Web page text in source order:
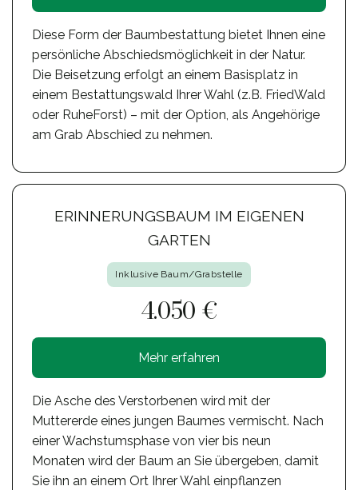
Diese Form der Baumbestattung bietet Ihnen eine
persönliche Abschiedsmöglichkeit in der Natur.
Die Beisetzung erfolgt an einem Basisplatz in
einem Bestattungswald Ihrer Wahl (z.B. FriedWald
oder RuheForst) – mit der Option, als Angehörige
am Grab Abschied zu nehmen.
ERINNERUNGSBAUM IM EIGENEN
GARTEN
Inklusive Baum/Grabstelle
4.050 €
Mehr erfahren
Die Asche des Verstorbenen wird mit der
Muttererde eines jungen Baumes vermischt. Nach
einer Wachstumsphase von vier bis neun
Monaten wird der Baum an Sie übergeben, damit
Sie ihn an einem Ort Ihrer Wahl einpflanzen